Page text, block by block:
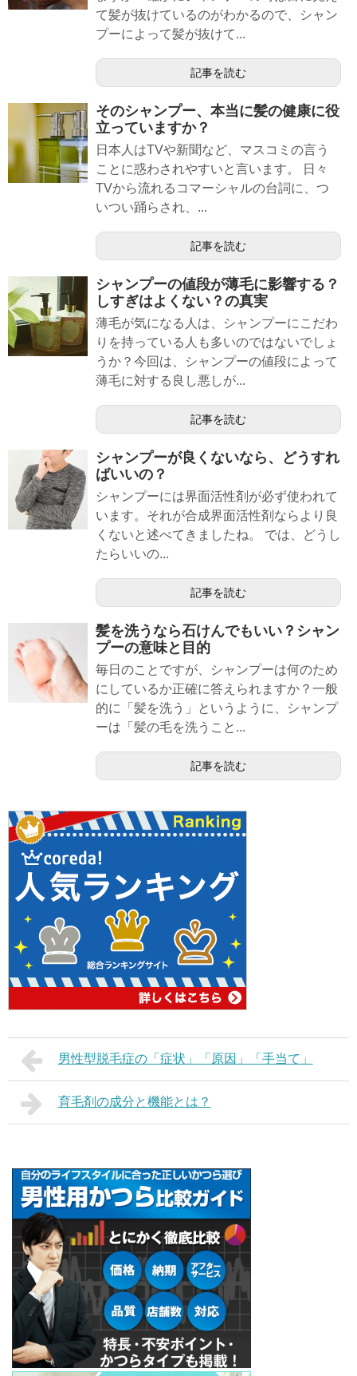
て髪が抜けているのがわかるので、シャン
プーによって髪が抜けて...
記事を読む
そのシャンプー、本当に髪の健康に役
立っていますか？
日本人はTVや新聞など、マスコミの言う
ことに惑わされやすいと言います。 日々
TVから流れるコマーシャルの台詞に、つ
いつい踊らされ、...
記事を読む
シャンプーの値段が薄毛に影響する？
しすぎはよくない？の真実
薄毛が気になる人は、シャンプーにこだわ
りを持っている人も多いのではないでしょ
うか？今回は、シャンプーの値段によって
薄毛に対する良し悪しが...
記事を読む
シャンプーが良くないなら、どうすれ
ばいいの？
シャンプーには界面活性剤が必ず使われて
います。それが合成界面活性剤ならより良
くないと述べてきましたね。 では、どうし
たらいいの...
記事を読む
髪を洗うなら石けんでもいい？シャン
プーの意味と目的
毎日のことですが、シャンプーは何のため
にしているか正確に答えられますか？一般
的に「髪を洗う」というように、シャンプ
ーは「髪の毛を洗うこと...
記事を読む
男性型脱毛症の「症状」「原因」「手当て」
育毛剤の成分と機能とは？